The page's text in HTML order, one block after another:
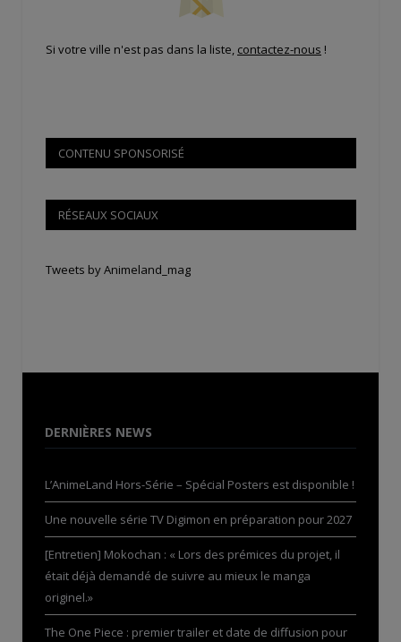
Si votre ville n'est pas dans la liste, contactez-nous !
CONTENU SPONSORISÉ
RÉSEAUX SOCIAUX
Tweets by Animeland_mag
DERNIÈRES NEWS
L’AnimeLand Hors-Série – Spécial Posters est disponible !
Une nouvelle série TV Digimon en préparation pour 2027
[Entretien] Mokochan : « Lors des prémices du projet, il
était déjà demandé de suivre au mieux le manga
originel.»
The One Piece : premier trailer et date de diffusion pour